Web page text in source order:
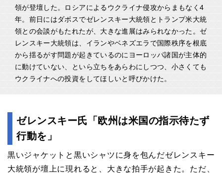
領が登壇した。ロシアによるウクライナ侵攻からまもなく4
年。前日にはダボスでゼレンスキー大統領とトランプ米大統
領との会談がもたれたが、大きな進展はみられなかった。ゼ
レンスキー大統領は、イランやベネズエラで国際秩序を根底
から揺るがす問題が起きているのにヨーロッパ諸国が主体的
に動けていない、といら立ちをあらわにしつつ、小さくても
ウクライナへの投資をしてほしいと呼びかけた。
ゼレンスキー氏「欧州は米国の指示待たず
行動を」
黒いジャケットと黒いシャツに身を包んだゼレンスキー
大統領が壇上に現れると、大きな拍手が起きた。ただ、